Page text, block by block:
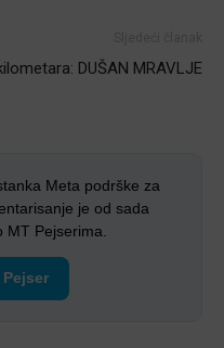
DUŠAN MRAVLJE
Meta podrške za
je od sada
Pejserima.